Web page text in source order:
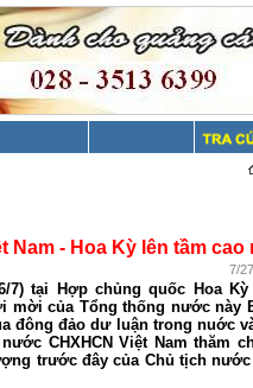
Nam - Hoa Kỳ lên tầm cao
7/
7) tại Hợp chủng quốc Hoa
mời của Tổng thống nước này
đông đảo dư luận trong nuớc
CHXHCN Việt Nam thăm
trước đây của Chủ tịch